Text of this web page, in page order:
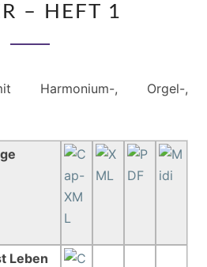
LIEDER
– HEFT 1
Harmonium-, Orgel-,
Leben